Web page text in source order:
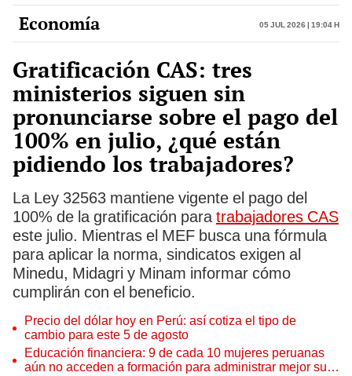
Economía 05 Jul 2026 | 19:04 h
Gratificación CAS: tres
ministerios siguen sin
pronunciarse sobre el pago del
100% en julio, ¿qué están
pidiendo los trabajadores?
La Ley 32563 mantiene vigente el pago del
100% de la gratificación para trabajadores CAS
este julio. Mientras el MEF busca una fórmula
para aplicar la norma, sindicatos exigen al
Minedu, Midagri y Minam informar cómo
cumplirán con el beneficio.
Precio del dólar hoy en Perú: así cotiza el tipo de
cambio para este 5 de agosto
Educación financiera: 9 de cada 10 mujeres peruanas
aún no acceden a formación para administrar mejor su